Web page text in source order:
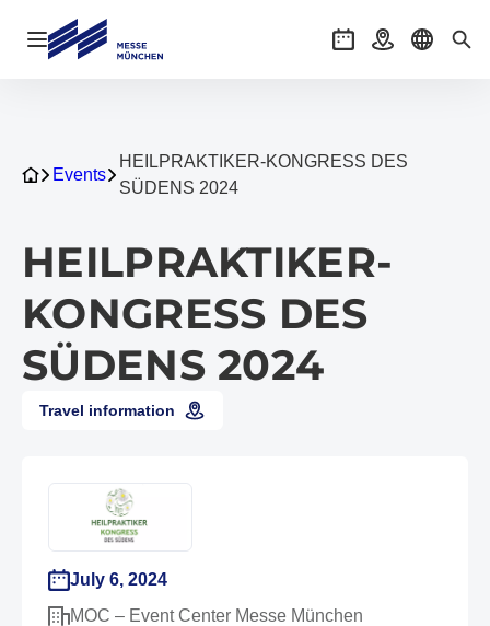
Open navigation EventsGetting there
Select
Events
HEILPRAKTIKER-KONGRESS DES
SÜDENS 2024
HEILPRAKTIKER-
KONGRESS DES
SÜDENS 2024
Travel information
July 6, 2024
MOC – Event Center Messe München